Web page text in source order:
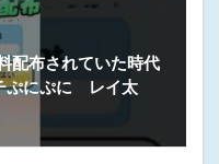
配布されていた時代
ぷにぷに レイ太